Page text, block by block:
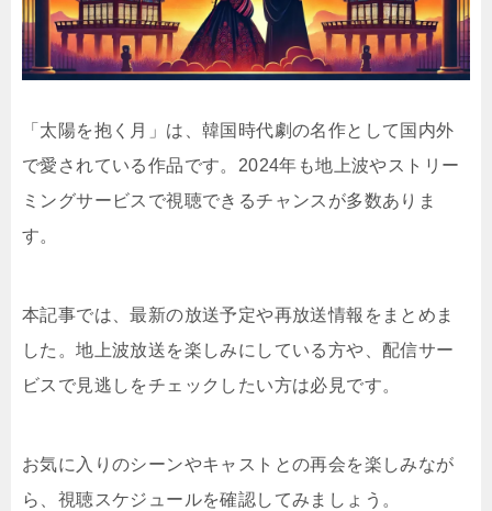
「太陽を抱く月」は、韓国時代劇の名作として国内外
で愛されている作品です。2024年も地上波やストリー
ミングサービスで視聴できるチャンスが多数ありま
す。
本記事では、最新の放送予定や再放送情報をまとめま
した。地上波放送を楽しみにしている方や、配信サー
ビスで見逃しをチェックしたい方は必見です。
お気に入りのシーンやキャストとの再会を楽しみなが
ら、視聴スケジュールを確認してみましょう。